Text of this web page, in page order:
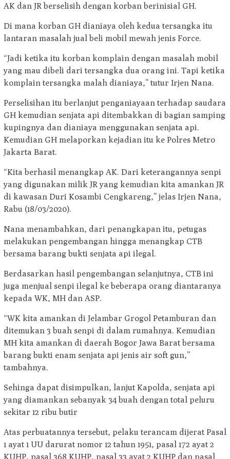
AK dan JR berselisih dengan korban berinisial GH.
Di mana korban GH dianiaya oleh kedua tersangka itu
lantaran masalah jual beli mobil mewah jenis Force.
“Jadi ketika itu korban komplain dengan masalah mobil
yang mau dibeli dari tersangka dua orang ini. Tapi ketika
komplain tersangka malah dianiaya,” tutur Irjen Nana.
Perselisihan itu berlanjut penganiayaan terhadap saudara
GH kemudian senjata api ditembakkan di bagian samping
kupingnya dan dianiaya menggunakan senjata api.
Kemudian GH melaporkan kejadian itu ke Polres Metro
Jakarta Barat.
“Kita berhasil menangkap AK. Dari keterangannya senpi
yang digunakan milik JR yang kemudian kita amankan JR
di kawasan Duri Kosambi Cengkareng,” jelas Irjen Nana,
Rabu (18/03/2020).
Nana menambahkan, dari penangkapan itu, petugas
melakukan pengembangan hingga menangkap CTB
bersama barang bukti senjata api ilegal.
Berdasarkan hasil pengembangan selanjutnya, CTB ini
juga menjual senpi ilegal ke beberapa orang diantaranya
kepada WK, MH dan ASP.
“WK kita amankan di Jelambar Grogol Petamburan dan
ditemukan 3 buah senpi di dalam rumahnya. Kemudian
MH kita amankan di daerah Bogor Jawa Barat bersama
barang bukti enam senjata api jenis air soft gun,”
tambahnya.
Sehinga dapat disimpulkan, lanjut Kapolda, senjata api
yang diamankan sebanyak 34 buah dengan total peluru
sekitar 12 ribu butir
Atas perbuatannya tersebut, pelaku terancam dijerat Pasal
1 ayat 1 UU darurat nomor 12 tahun 1951, pasal 172 ayat 2
KUHP, pasal 368 KUHP, pasal 33 ayat 2 KUHP dan pasal